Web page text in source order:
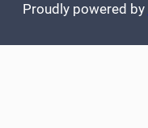
Proudly powered by